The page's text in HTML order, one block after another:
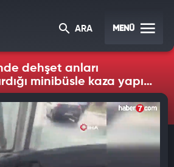
ARA MENÜ
dehşet anları
minibüsle kaza yapıp